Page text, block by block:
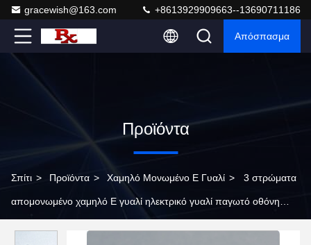
gracewish@163.com +8613929909663--13690711186
Απόσπασμα
Προϊόντα
Σπίτι > Προϊόντα > Χαμηλό Μονωμένο Ε Γυαλί > 3 στρώματα
απομονωμένο χαμηλό E γυαλί ηλεκτρικό γυαλί παγωτό οθόνη